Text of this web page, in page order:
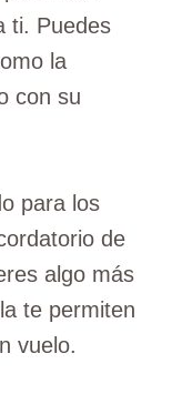
ti. Puedes
la
con su
para los
de
algo más
te permiten
vuelo.